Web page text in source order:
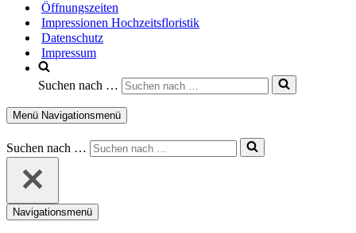
Öffnungszeiten
Impressionen Hochzeitsfloristik
Datenschutz
Impressum
Suchen nach …
Menü Navigationsmenü
Suchen nach …
Navigationsmenü